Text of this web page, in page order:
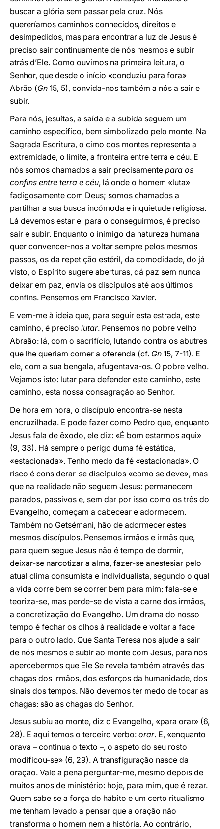
buscar a glória sem passar pela cruz. Nós
quereríamos caminhos conhecidos, direitos e
desimpedidos, mas para encontrar a luz de Jesus é
preciso sair continuamente de nós mesmos e subir
atrás d’Ele. Como ouvimos na primeira leitura, o
Senhor, que desde o início «conduziu para fora»
Abrão (Gn 15, 5), convida-nos também a nós a sair e
subir.
Para nós, jesuítas, a saída e a subida seguem um
caminho específico, bem simbolizado pelo monte. Na
Sagrada Escritura, o cimo dos montes representa a
extremidade, o limite, a fronteira entre terra e céu. E
nós somos chamados a sair precisamente para os
confins entre terra e céu, lá onde o homem «luta»
fadigosamente com Deus; somos chamados a
partilhar a sua busca incómoda e inquietude religiosa.
Lá devemos estar e, para o conseguirmos, é preciso
sair e subir. Enquanto o inimigo da natureza humana
quer convencer-nos a voltar sempre pelos mesmos
passos, os da repetição estéril, da comodidade, do já
visto, o Espírito sugere aberturas, dá paz sem nunca
deixar em paz, envia os discípulos até aos últimos
confins. Pensemos em Francisco Xavier.
E vem-me à ideia que, para seguir esta estrada, este
caminho, é preciso lutar. Pensemos no pobre velho
Abraão: lá, com o sacrifício, lutando contra os abutres
que lhe queriam comer a oferenda (cf. Gn 15, 7-11). E
ele, com a sua bengala, afugentava-os. O pobre velho.
Vejamos isto: lutar para defender este caminho, este
caminho, esta nossa consagração ao Senhor.
De hora em hora, o discípulo encontra-se nesta
encruzilhada. E pode fazer como Pedro que, enquanto
Jesus fala de êxodo, ele diz: «É bom estarmos aqui»
(9, 33). Há sempre o perigo duma fé estática,
«estacionada». Tenho medo da fé «estacionada». O
risco é considerar-se discípulos «como se deve», mas
que na realidade não seguem Jesus: permanecem
parados, passivos e, sem dar por isso como os três do
Evangelho, começam a cabecear e adormecem.
Também no Getsémani, hão de adormecer estes
mesmos discípulos. Pensemos irmãos e irmãs que,
para quem segue Jesus não é tempo de dormir,
deixar-se narcotizar a alma, fazer-se anestesiar pelo
atual clima consumista e individualista, segundo o qual
a vida corre bem se correr bem para mim; fala-se e
teoriza-se, mas perde-se de vista a carne dos irmãos,
a concretização do Evangelho. Um drama do nosso
tempo é fechar os olhos à realidade e voltar a face
para o outro lado. Que Santa Teresa nos ajude a sair
de nós mesmos e subir ao monte com Jesus, para nos
apercebermos que Ele Se revela também através das
chagas dos irmãos, dos esforços da humanidade, dos
sinais dos tempos. Não devemos ter medo de tocar as
chagas: são as chagas do Senhor.
Jesus subiu ao monte, diz o Evangelho, «para orar» (6,
28). E aqui temos o terceiro verbo: orar. E, «enquanto
orava – continua o texto –, o aspeto do seu rosto
modificou-se» (6, 29). A transfiguração nasce da
oração. Vale a pena perguntar-me, mesmo depois de
muitos anos de ministério: hoje, para mim, que é rezar.
Quem sabe se a força do hábito e um certo ritualismo
me tenham levado a pensar que a oração não
transforma o homem nem a história. Ao contrário,